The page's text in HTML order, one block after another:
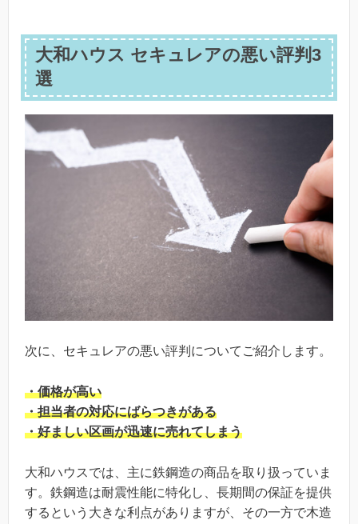
大和ハウス セキュレアの悪い評判3
選
次に、セキュレアの悪い評判についてご紹介します。
・価格が高い
・担当者の対応にばらつきがある
・好ましい区画が迅速に売れてしまう
大和ハウスでは、主に鉄鋼造の商品を取り扱っていま
す。鉄鋼造は耐震性能に特化し、長期間の保証を提供
するという大きな利点がありますが、その一方で木造